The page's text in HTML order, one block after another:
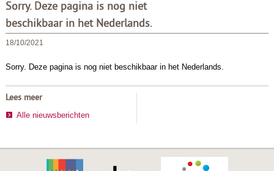
Sorry. Deze pagina is nog niet
beschikbaar in het Nederlands.
18/10/2021
Sorry. Deze pagina is nog niet beschikbaar in het Nederlands.
Lees meer
Alle nieuwsberichten